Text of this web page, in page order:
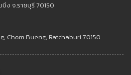
ง จ.ราชบุรี 70150
Chom Bueng, Ratchaburi 70150